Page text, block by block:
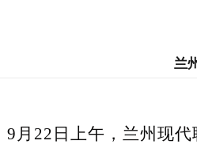
兰
22日上午，兰州现代